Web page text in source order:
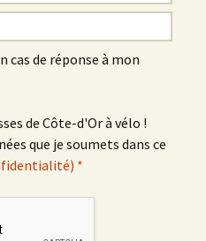
cas de réponse à mon
de Côte-d'Or à vélo !
que je soumets dans ce
*